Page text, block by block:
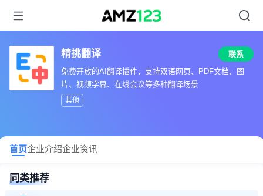
精挑翻译
联系
免费开放的AI翻译插件，支持双语网页、PDF文档、图
片、视频字幕、在线会议等多种翻译场景
其他
首页企业介绍企业资讯
同类推荐